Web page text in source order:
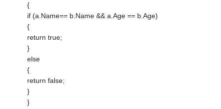
{
if (a.Name== b.Name && a.Age == b.Age)
{
return true;
}
else
{
return false;
}
}